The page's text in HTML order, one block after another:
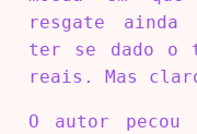
resgate
ter se dado o
reais. Mas
O autor